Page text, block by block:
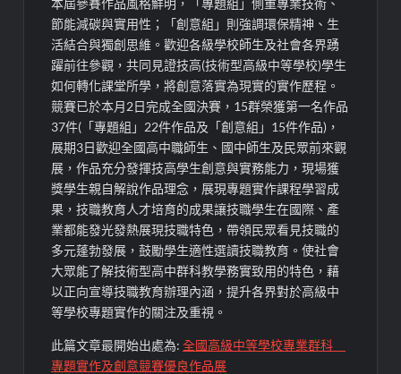
本屆參賽作品風格鮮明，「專題組」側重專業技術、
節能減碳與實用性；「創意組」則強調環保精神、生
活結合與獨創思維。歡迎各級學校師生及社會各界踴
躍前往參觀，共同見證技高(技術型高級中等學校)學生
如何轉化課堂所學，將創意落實為現實的實作歷程。
競賽已於本月2日完成全國決賽 ， 15群榮獲第一名作品
37件( 「專題組」 22件作品及 「創意組」 15件作品) ，
展期3日歡迎全國高中職師生 、國中師生及民眾前來觀
展，作品充分發揮技高學生創意與實務能力，現場獲
獎學生親自解說作品理念， 展現專題實作課程學習成
果，技職教育人才培育的成果讓技職學生在國際、產
業都能發光發熱展現技職特色 ，帶領民眾看見技職的
多元蓬勃發展，鼓勵學生適性選讀技職教育。使社會
大眾能了解技術型高中群科教學務實致用的特色 ，藉
以正向宣導技職教育辦理內涵，提升各界對於高級中
等學校專題實作的關注及重視。
此篇文章最開始出處為:全國高級中等學校專業群科
專題實作及創意競賽優良作品展